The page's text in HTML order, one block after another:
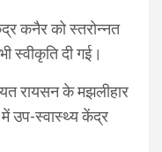
कनैर को स्तरोन्नत
स्वीकृति दी गई।
रायसन के मझलीहार
उप-स्वास्थ्य केंद्र